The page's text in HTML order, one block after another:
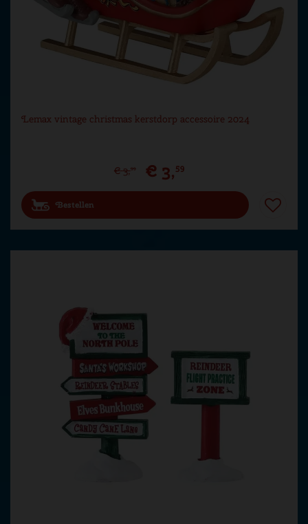
Lemax vintage christmas kerstdorp accessoire 2024
€ 3,99 € 3,59
Bestellen